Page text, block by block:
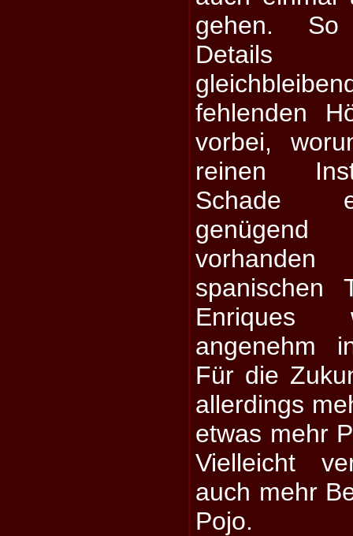
gehen. So
Details
fehlenden
vorbei,
reinen
Schade
spanischen
Enriques
angenehm
Für die
allerdings
etwas mehr
Vielleicht
auch mehr
Pojo.